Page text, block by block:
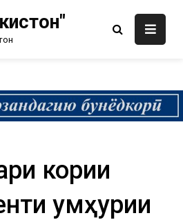
кории
Ҷумҳурии